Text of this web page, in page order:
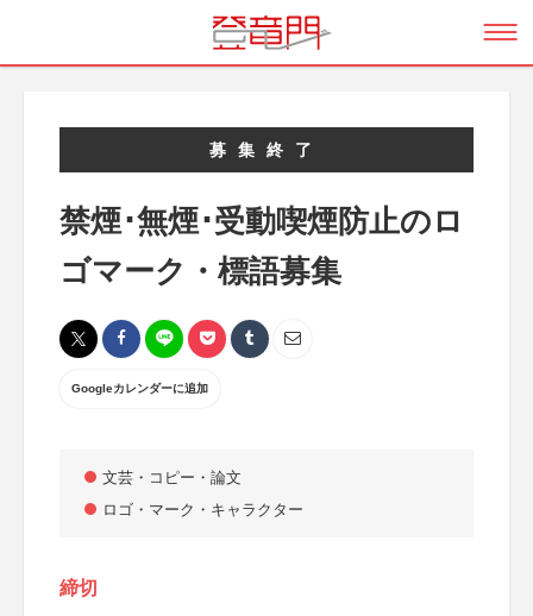
募集終了
禁煙･無煙･受動喫煙防止のロ
ゴマーク・標語募集
Googleカレンダーに追加
文芸・コピー・論文
ロゴ・マーク・キャラクター
締切